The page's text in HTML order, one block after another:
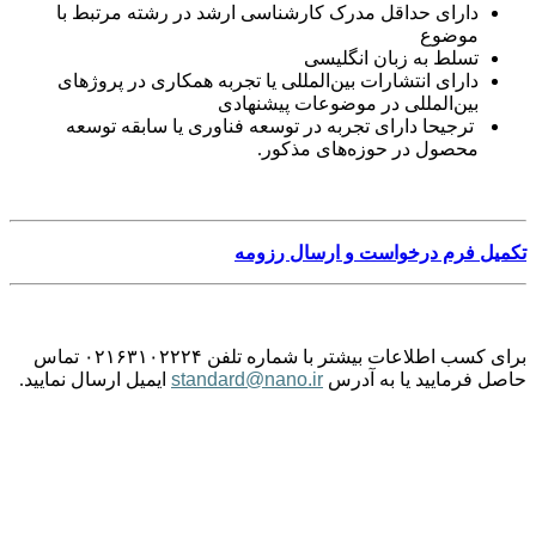
دارای حداقل مدرک کارشناسی ارشد در رشته مرتبط با
موضوع
تسلط به زبان انگلیسی
دارای انتشارات بین‌المللی یا تجربه همکاری در پروژهای
بین‌المللی در موضوعات پیشنهادی
ترجیحا دارای تجربه در توسعه فناوری یا سابقه توسعه
محصول در حوزه‌های مذکور.
تکمیل فرم درخواست و ارسال رزومه
برای کسب اطلاعات بیشتر با شماره تلفن ۰۲۱۶۳۱۰۲۲۲۴ تماس
حاصل فرمایید یا به آدرس standard@nano.ir ایمیل ارسال نمایید.